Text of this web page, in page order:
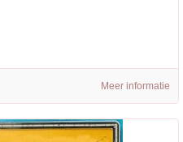
Meer informatie